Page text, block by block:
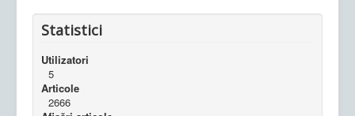
Statistici
Utilizatori
5
Articole
2666